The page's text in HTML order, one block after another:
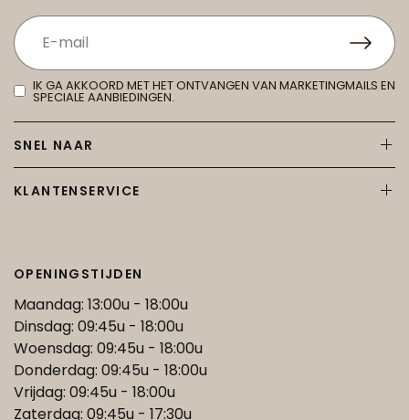
IK GA AKKOORD MET HET ONTVANGEN VAN MARKETINGMAILS EN
SPECIALE AANBIEDINGEN.
SNEL NAAR
KLANTENSERVICE
OPENINGSTIJDEN
Maandag: 13:00u - 18:00u
Dinsdag: 09:45u - 18:00u
Woensdag: 09:45u - 18:00u
Donderdag: 09:45u - 18:00u
Vrijdag: 09:45u - 18:00u
Zaterdag: 09:45u - 17:30u